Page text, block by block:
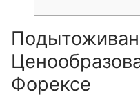
Форексе